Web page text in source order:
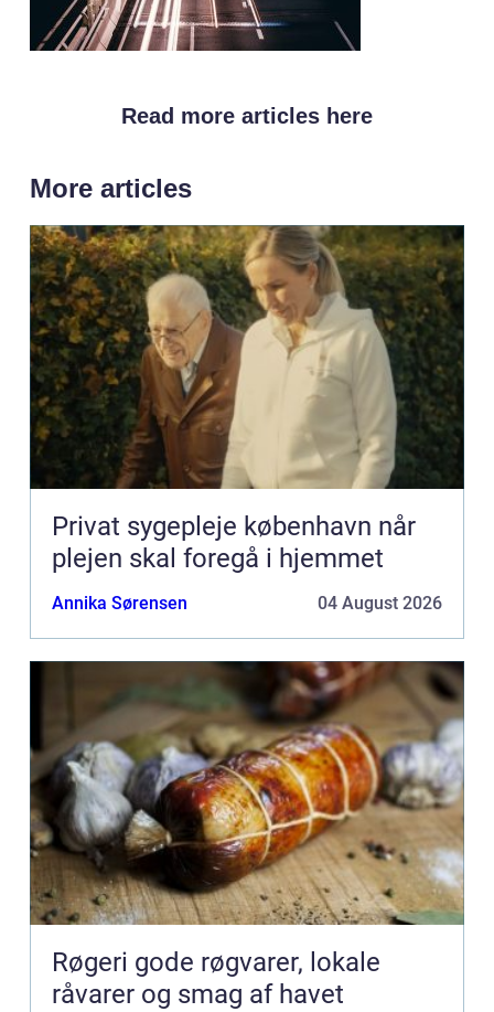
Read more articles here
More articles
Privat sygepleje københavn når
plejen skal foregå i hjemmet
Annika Sørensen 04 August 2026
Røgeri gode røgvarer, lokale
råvarer og smag af havet